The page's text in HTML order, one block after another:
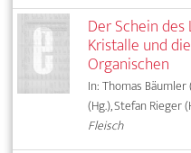
Der Schein des
Kristalle und
Organischen
In: Thomas
(Hg.), Stefan Rieger
Fleisch